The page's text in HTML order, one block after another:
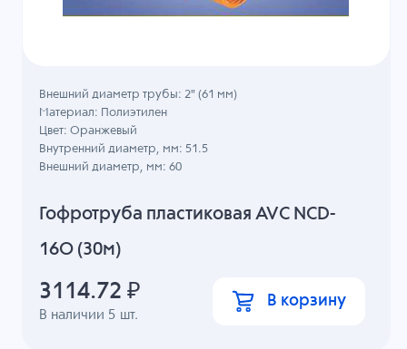
Гофротруба пластиковая AVC NCD-
16O (30м)
В наличии 5 шт.
Внешний диаметр трубы: 2" (61 мм)
Материал: Полиэтилен
Цвет: Оранжевый
Внутренний диаметр, мм: 51.5
Внешний диаметр, мм: 60
3114.72 ₽ В корзину